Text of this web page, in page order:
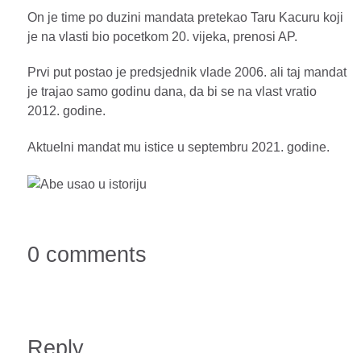
On je time po duzini mandata pretekao Taru Kacuru koji
je na vlasti bio pocetkom 20. vijeka, prenosi AP.
Prvi put postao je predsjednik vlade 2006. ali taj mandat
je trajao samo godinu dana, da bi se na vlast vratio
2012. godine.
Aktuelni mandat mu istice u septembru 2021. godine.
0 comments
Reply